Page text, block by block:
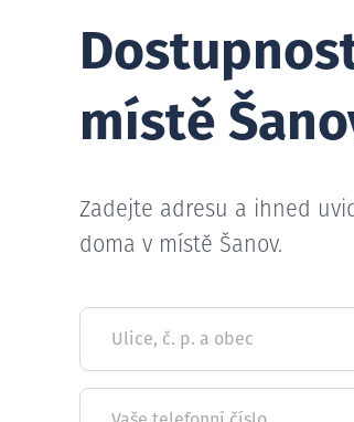
místě
Zadejte adresu a ihned
doma v místě Šanov.
Ulice, č. p. a obec